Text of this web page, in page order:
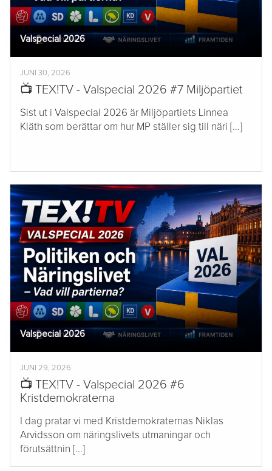
Valspecial 2026
JUNI 30, 2026
📺 TEX!TV - Valspecial 2026 #7 Miljöpartiet
Sist ut i Valspecial 2026 är Miljöpartiets Linnea
Kläth som berättar om hur MP ställer sig till näri [...]
Valspecial 2026
JUNI 29, 2026
📺 TEX!TV - Valspecial 2026 #6
Kristdemokraterna
I dag pratar vi med Kristdemokraternas Niklas
Arvidsson om näringslivets utmaningar och
förutsättnin [...]